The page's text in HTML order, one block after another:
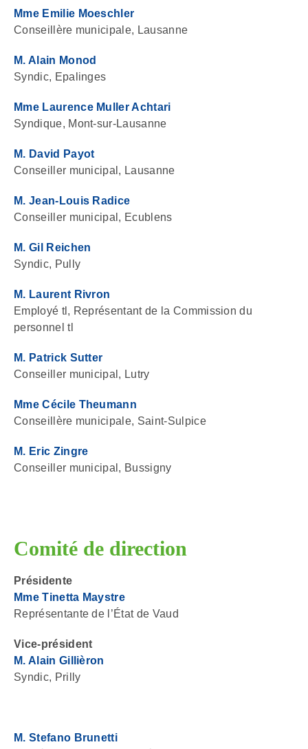
Mme Emilie Moeschler
Conseillère municipale, Lausanne
M. Alain Monod
Syndic, Epalinges
Mme Laurence Muller Achtari
Syndique, Mont-sur-Lausanne
M. David Payot
Conseiller municipal, Lausanne
M. Jean-Louis Radice
Conseiller municipal, Ecublens
M. Gil Reichen
Syndic, Pully
M. Laurent Rivron
Employé tl, Représentant de la Commission du
personnel tl
M. Patrick Sutter
Conseiller municipal, Lutry
Mme Cécile Theumann
Conseillère municipale, Saint-Sulpice
M. Eric Zingre
Conseiller municipal, Bussigny
Comité de direction
Présidente
Mme Tinetta Maystre
Représentante de l’État de Vaud
Vice-président
M. Alain Gillièron
Syndic, Prilly
M. Stefano Brunetti